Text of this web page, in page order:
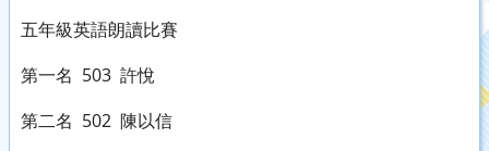
五年級英語朗讀比賽
第一名 503 許悅
第二名 502 陳以信